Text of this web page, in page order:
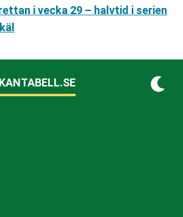
i vecka 29 – halvtid i serien